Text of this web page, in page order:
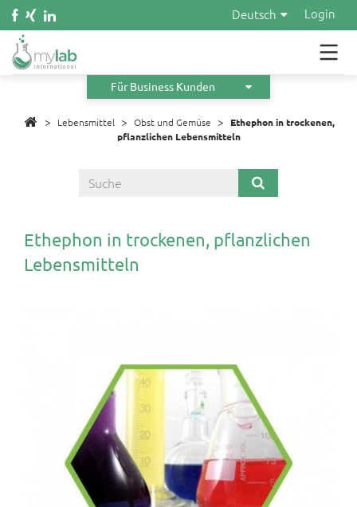
Login
Deutsch
Material
Infos
Angebot anfordern
Für Business Kunden
> Lebensmittel > Obst und Gemüse >
Ethephon in trockenen,
pflanzlichen Lebensmitteln
Ethephon in trockenen, pflanzlichen
Lebensmitteln